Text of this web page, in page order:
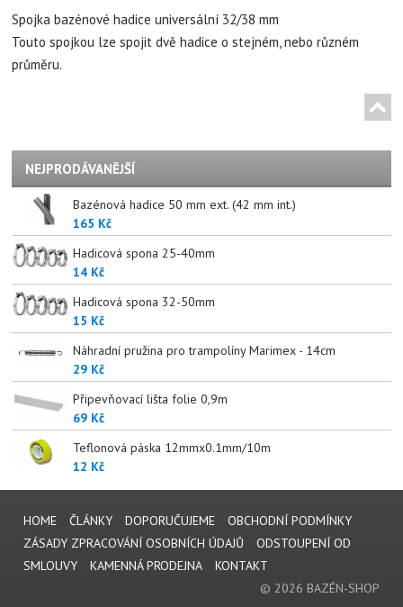
Spojka bazénové hadice universální 32/38 mm
Touto spojkou lze spojit dvě hadice o stejném, nebo různém
průměru.
NEJPRODÁVANĚJŠÍ
Bazénová hadice 50 mm ext. (42 mm int.)
165 Kč
Hadicová spona 25-40mm
14 Kč
Hadicová spona 32-50mm
15 Kč
Náhradní pružina pro trampolíny Marimex - 14cm
29 Kč
Připevňovací lišta folie 0,9m
69 Kč
Teflonová páska 12mmx0.1mm/10m
12 Kč
HOME ČLÁNKY DOPORUČUJEME
OBCHODNÍ PODMÍNKY
ZÁSADY ZPRACOVÁNÍ OSOBNÍCH ÚDAJŮ
ODSTOUPENÍ OD
SMLOUVY
KAMENNÁ PRODEJNA
KONTAKT
© 2026 BAZÉN-SHOP